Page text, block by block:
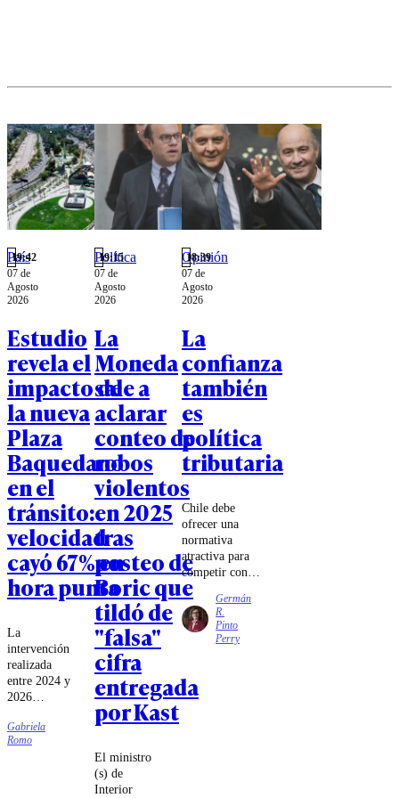
País
19:42
07 de
Agosto
2026
Estudio
revela el
impacto de
la nueva
Plaza
Baquedano
en el
tránsito:
velocidad
cayó 67% en
hora punta
La
intervención
realizada
entre 2024 y
2026
tradicional
diseño del
Gabriela
Romo
Política
19:15
07 de
Agosto
2026
La
Moneda
sale a
aclarar
conteo de
robos
violentos
en 2025
tras
posteo de
Boric que
tildó de
"falsa"
cifra
entregada
por Kast
El ministro
(s) de
Interior
Opinión
18:39
07 de
Agosto
2026
La
confianza
también
es
política
tributaria
Chile debe
ofrecer una
normativa
atractiva para
competir con
los mecanismos
de estabilidad e
invariabilidad
existentes en
especialmente
cuando el
Germán
R.
Pinto
Perry